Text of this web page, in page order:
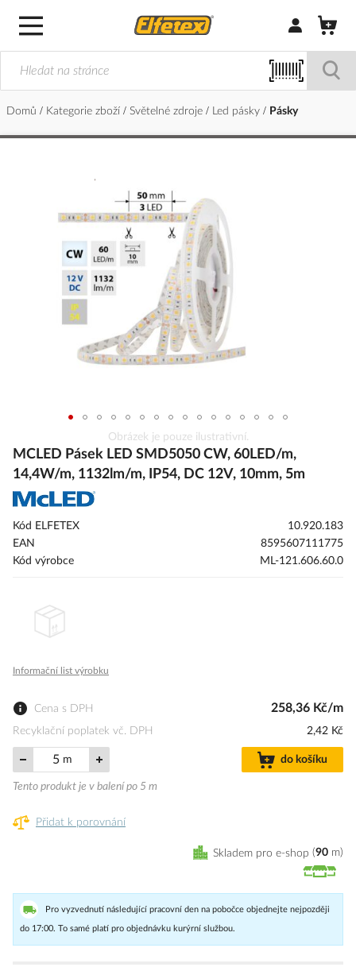
Přihlásit/
Domů Kategorie zboží Světelné zdroje Led pásky Pásky
na
začátek
galerie
Obrázek je pouze ilustrativní.
MCLED Pásek LED SMD5050 CW, 60LED/m,
14,4W/m, 1132lm/m, IP54, DC 12V, 10mm, 5m
Kód ELFETEX
10.920.183
EAN
8595607111775
Kód výrobce
ML-121.606.60.0
Informační list výrobku
Cena s DPH 258,36 Kč/m
Recyklační poplatek vč. DPH 2,42 Kč
m do košíku
Tento produkt je v balení po 5 m
Přidat k porovnání
Skladem pro e-shop 90 m
Pro vyzvednutí následující pracovní den na pobočce objednejte nejpozději
do 17:00. To samé platí pro objednávku kurýrní službou.